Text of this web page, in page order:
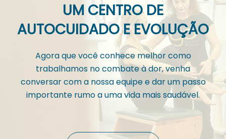
UM CENTRO DE
AUTOCUIDADO E EVOLUÇÃO
Agora que você conhece melhor como
trabalhamos no combate à dor, venha
conversar com a nossa equipe e dar um passo
importante rumo a uma vida mais saudável.